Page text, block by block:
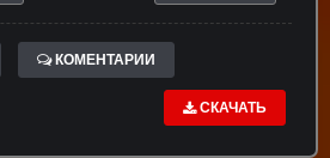
КОМЕНТАРИИ
СКАЧАТЬ